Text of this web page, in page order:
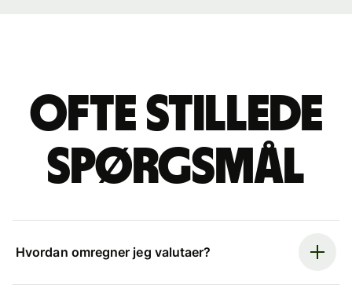
Ofte stillede
spørgsmål
Hvordan omregner jeg valutaer?